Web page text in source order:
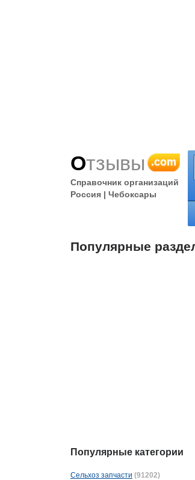
Отзывы .com
Справочник организаций
Россия | Чебоксары
Популярные
Популярные категории
Сельхоз запчасти (91202)